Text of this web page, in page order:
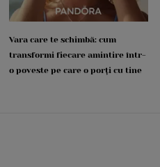
Vara care te schimbă: cum
transformi fiecare amintire într-
o poveste pe care o porți cu tine